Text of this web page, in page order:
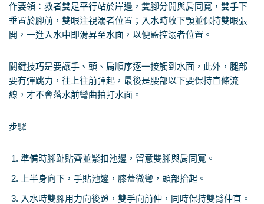
作要領：救者雙足平行站於岸邊，雙腳分開與肩同寬，雙手下
垂置於腳前，雙眼注視溺者位置；入水時收下顎並保持雙眼張
開，一進入水中即滑昇至水面，以便監控溺者位置。
關鍵技巧是要讓手、頭、肩順序逐一接觸到水面，此外，腿部
要有彈跳力，往上往前彈起，最後是腰部以下要保持直條流
線，才不會落水前彎曲拍打水面。
步驟
準備時腳趾貼齊並緊扣池邊，留意雙腳與肩同寬。
上半身向下，手貼池邊，膝蓋微彎，頭部抬起。
入水時雙腳用力向後蹬，雙手向前伸，同時保持雙臂伸直。